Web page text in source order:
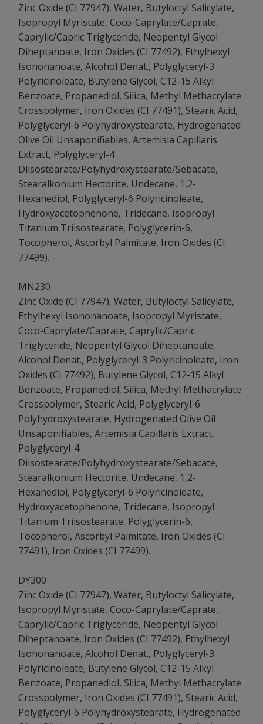
Zinc Oxide (CI 77947), Water, Butyloctyl Salicylate,
Isopropyl Myristate, Coco-Caprylate/Caprate,
Caprylic/Capric Triglyceride, Neopentyl Glycol
Diheptanoate, Iron Oxides (CI 77492), Ethylhexyl
Isononanoate, Alcohol Denat., Polyglyceryl-3
Polyricinoleate, Butylene Glycol, C12-15 Alkyl
Benzoate, Propanediol, Silica, Methyl Methacrylate
Crosspolymer, Iron Oxides (CI 77491), Stearic Acid,
Polyglyceryl-6 Polyhydroxystearate, Hydrogenated
Olive Oil Unsaponifiables, Artemisia Capillaris
Extract, Polyglyceryl-4
Diisostearate/Polyhydroxystearate/Sebacate,
Stearalkonium Hectorite, Undecane, 1,2-
Hexanediol, Polyglyceryl-6 Polyricinoleate,
Hydroxyacetophenone, Tridecane, Isopropyl
Titanium Triisostearate, Polyglycerin-6,
Tocopherol, Ascorbyl Palmitate, Iron Oxides (CI
77499).
MN230
Zinc Oxide (CI 77947), Water, Butyloctyl Salicylate,
Ethylhexyl Isononanoate, Isopropyl Myristate,
Coco-Caprylate/Caprate, Caprylic/Capric
Triglyceride, Neopentyl Glycol Diheptanoate,
Alcohol Denat., Polyglyceryl-3 Polyricinoleate, Iron
Oxides (CI 77492), Butylene Glycol, C12-15 Alkyl
Benzoate, Propanediol, Silica, Methyl Methacrylate
Crosspolymer, Stearic Acid, Polyglyceryl-6
Polyhydroxystearate, Hydrogenated Olive Oil
Unsaponifiables, Artemisia Capillaris Extract,
Polyglyceryl-4
Diisostearate/Polyhydroxystearate/Sebacate,
Stearalkonium Hectorite, Undecane, 1,2-
Hexanediol, Polyglyceryl-6 Polyricinoleate,
Hydroxyacetophenone, Tridecane, Isopropyl
Titanium Triisostearate, Polyglycerin-6,
Tocopherol, Ascorbyl Palmitate, Iron Oxides (CI
77491), Iron Oxides (CI 77499).
DY300
Zinc Oxide (CI 77947), Water, Butyloctyl Salicylate,
Isopropyl Myristate, Coco-Caprylate/Caprate,
Caprylic/Capric Triglyceride, Neopentyl Glycol
Diheptanoate, Iron Oxides (CI 77492), Ethylhexyl
Isononanoate, Alcohol Denat., Polyglyceryl-3
Polyricinoleate, Butylene Glycol, C12-15 Alkyl
Benzoate, Propanediol, Silica, Methyl Methacrylate
Crosspolymer, Iron Oxides (CI 77491), Stearic Acid,
Polyglyceryl-6 Polyhydroxystearate, Hydrogenated